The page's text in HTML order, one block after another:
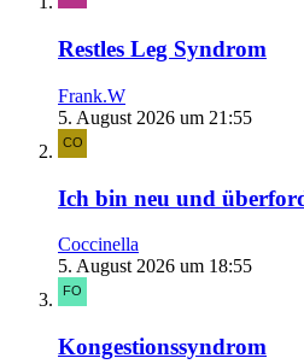
Restles Leg Syndrom
Frank.W
5. August 2026 um 21:55
Ich bin neu und
Coccinella
5. August 2026 um 18:55
Kongestionssyndrom